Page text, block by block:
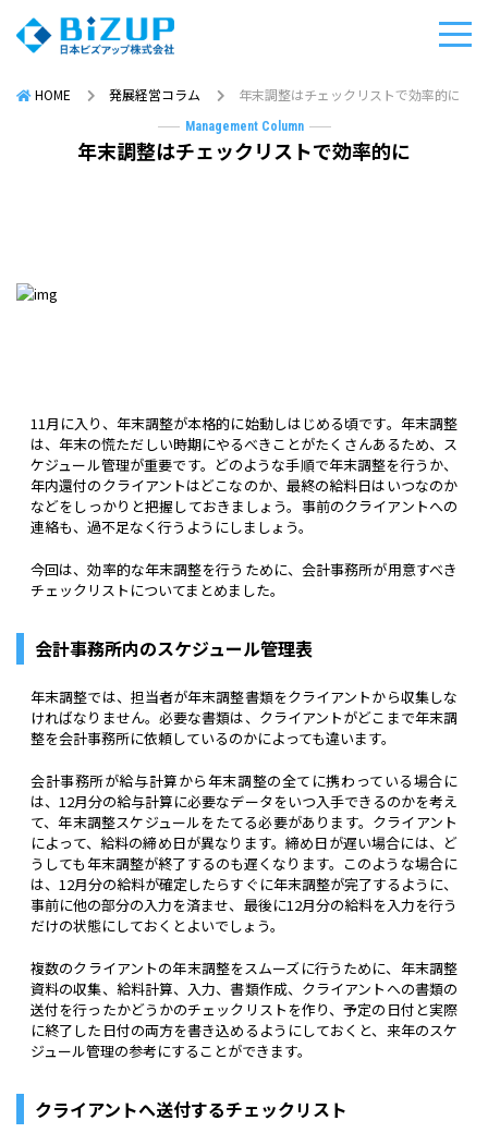
HOME 発展経営コラム 年末調整はチェックリストで効率的に
Management Column
年末調整はチェックリストで効率的に
11月に入り、年末調整が本格的に始動しはじめる頃です。年末調整
は、年末の慌ただしい時期にやるべきことがたくさんあるため、ス
ケジュール管理が重要です。どのような手順で年末調整を行うか、
年内還付のクライアントはどこなのか、最終の給料日はいつなのか
などをしっかりと把握しておきましょう。事前のクライアントへの
連絡も、過不足なく行うようにしましょう。
今回は、効率的な年末調整を行うために、会計事務所が用意すべき
チェックリストについてまとめました。
会計事務所内のスケジュール管理表
年末調整では、担当者が年末調整書類をクライアントから収集しな
ければなりません。必要な書類は、クライアントがどこまで年末調
整を会計事務所に依頼しているのかによっても違います。
会計事務所が給与計算から年末調整の全てに携わっている場合に
は、12月分の給与計算に必要なデータをいつ入手できるのかを考え
て、年末調整スケジュールをたてる必要があります。クライアント
によって、給料の締め日が異なります。締め日が遅い場合には、ど
うしても年末調整が終了するのも遅くなります。このような場合に
は、12月分の給料が確定したらすぐに年末調整が完了するように、
事前に他の部分の入力を済ませ、最後に12月分の給料を入力を行う
だけの状態にしておくとよいでしょう。
複数のクライアントの年末調整をスムーズに行うために、年末調整
資料の収集、給料計算、入力、書類作成、クライアントへの書類の
送付を行ったかどうかのチェックリストを作り、予定の日付と実際
に終了した日付の両方を書き込めるようにしておくと、来年のスケ
ジュール管理の参考にすることができます。
クライアントへ送付するチェックリスト